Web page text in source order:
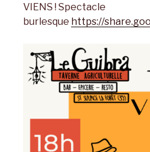
VIENS ! Spectacle
burlesque https://